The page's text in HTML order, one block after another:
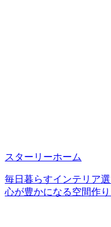
スターリーホーム
毎日暮らすインテリア
心が豊かになる空間作